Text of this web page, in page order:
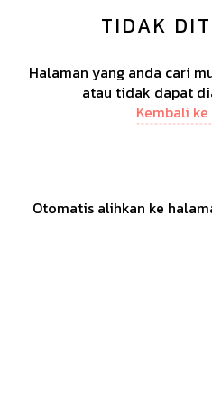
TIDAK
Halaman yang anda cari
atau tidak dapat
Kembali
Otomatis alihkan ke